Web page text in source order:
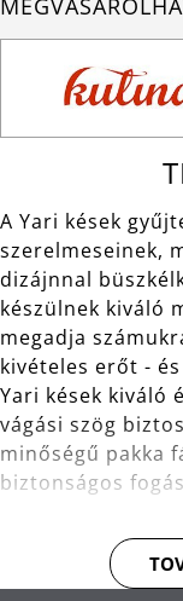
A Yari kések
szerelmeseinek,
dizájnnal
készülnek kiváló
megadja
kivételes erőt -
Yari kések kiváló
vágási szög
minőségű pakka
biztonságos
Teljes hossza
Anyaga: kiváló